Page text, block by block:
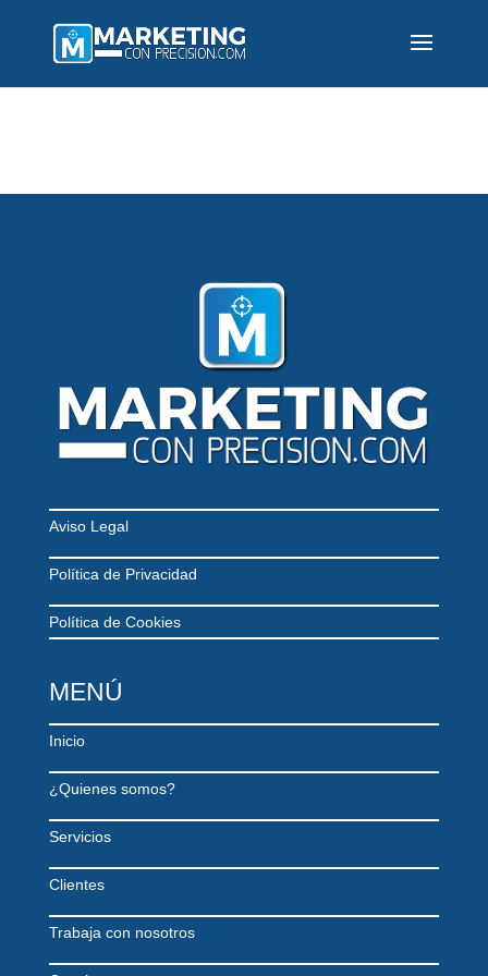
Aviso Legal
Política de Privacidad
Política de Cookies
MENÚ
Inicio
¿Quienes somos?
Servicios
Clientes
Trabaja con nosotros